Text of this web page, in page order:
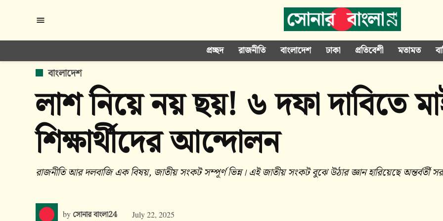
content
প্রচ্ছদ রাজনীতি বাংলাদেশ ঢাকা প্রতিবেশী মতামত
POSTED
বাংলাদেশ
লাশ নিয়ে নয় ছয়! ৬ দফা দাবিতে
শিক্ষার্থীদের আন্দোলন
রাজনীতি আর দলবাজি এক বিষয়, জাতীয় সংকট সম্পূর্ণ ভিন্ন। এই জাতীয় সংকট বুঝে উঠার জ্ঞান হারিয়েছে অন্তর্বর্তী
by সোনার বাংলা24 July 22, 2025